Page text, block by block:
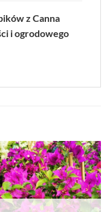
z Canna
i ogrodowego